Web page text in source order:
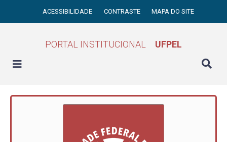
ACESSIBILIDADE CONTRASTE MAPA DO SITE
PORTAL INSTITUCIONAL UFPEL